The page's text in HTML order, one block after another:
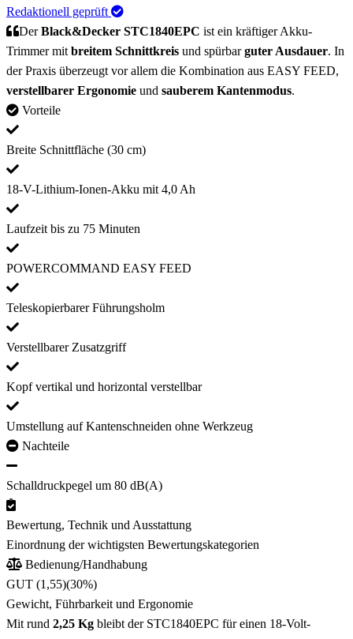
Redaktionell geprüft
DerBlack&Decker STC1840EPC ist ein kräftiger Akku-
Trimmer mit breitem Schnittkreis und spürbarguter Ausdauer. In
der Praxis überzeugt vor allem die Kombination aus EASY FEED,
verstellbarer Ergonomie und sauberem Kantenmodus.
Vorteile
Breite Schnittfläche (30 cm)
18-V-Lithium-Ionen-Akku mit 4,0 Ah
Laufzeit bis zu 75 Minuten
POWERCOMMAND EASY FEED
Teleskopierbarer Führungsholm
Verstellbarer Zusatzgriff
Kopf vertikal und horizontal verstellbar
Umstellung auf Kantenschneiden ohne Werkzeug
Nachteile
Schalldruckpegel um 80 dB(A)
Bewertung, Technik und Ausstattung
Einordnung der wichtigsten Bewertungskategorien
Bedienung/Handhabung
GUT (1,55)(30%)
Gewicht, Führbarkeit und Ergonomie
Mit rund 2,25 Kg bleibt der STC1840EPC für einen 18-Volt-